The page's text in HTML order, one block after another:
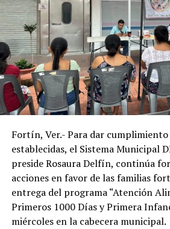
Fortín, Ver.- Para dar cumplimiento
establecidas, el Sistema Municipal
preside Rosaura Delfín, continúa
acciones en favor de las familias
entrega del programa “Atención
Primeros 1000 Días y Primera
miércoles en la cabecera municipal.